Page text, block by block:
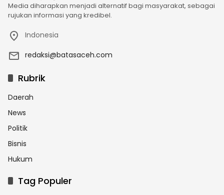
Media diharapkan menjadi alternatif bagi masyarakat, sebagai
rujukan informasi yang kredibel.
Indonesia
redaksi@batasaceh.com
Rubrik
Daerah
News
Politik
Bisnis
Hukum
Tag Populer